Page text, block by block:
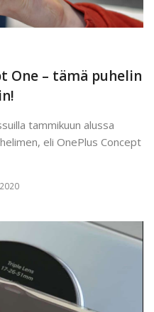
One – tämä puhelin
tammikuun alussa
eli OnePlus Concept